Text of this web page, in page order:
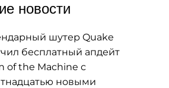
новости
шутер Quake
бесплатный апдейт
of the Machine с
новыми